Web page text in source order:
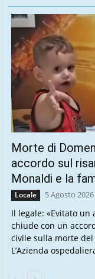
Morte di
accordo sul
Monaldi e la
Locale 5 Agosto 2026
Il legale: «Evitato
chiude con un
civile sulla morte
L’Azienda